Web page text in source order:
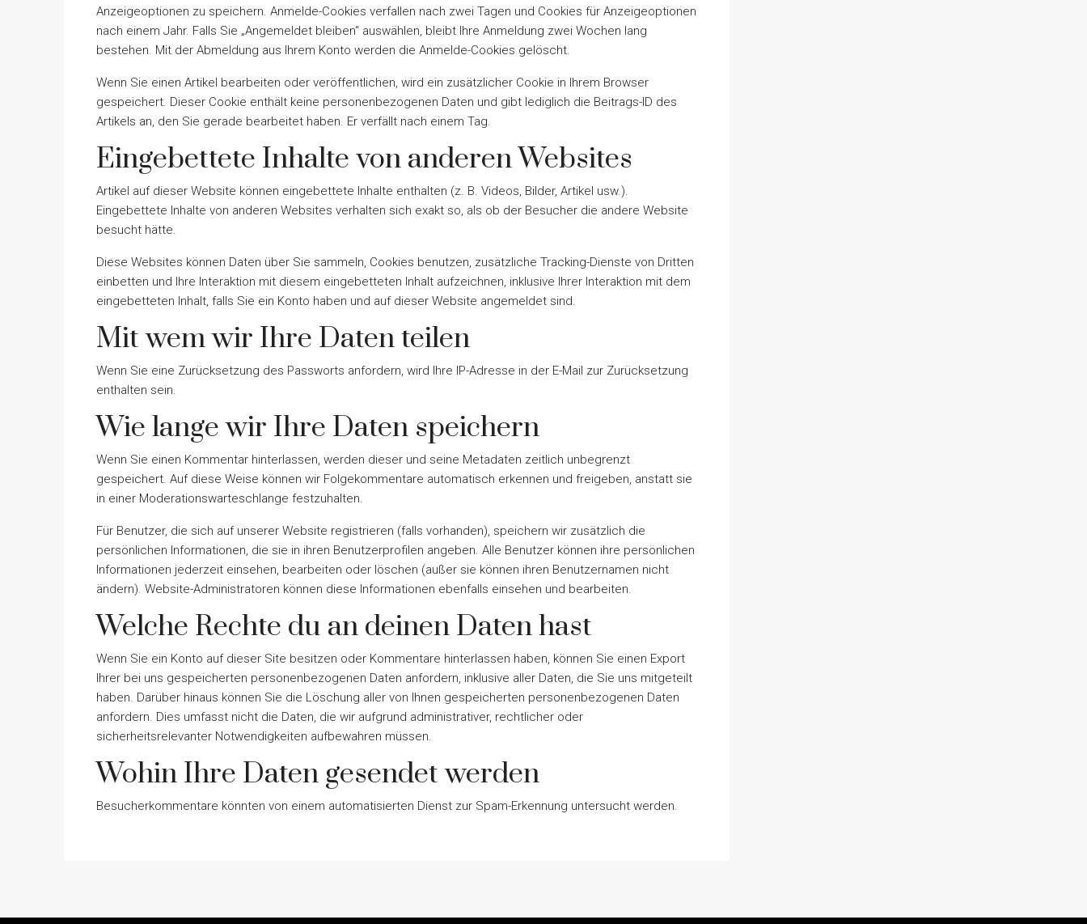
Anzeigeoptionen zu speichern. Anmelde-Cookies verfallen nach zwei Tagen und Cookies für Anzeigeoptionen
nach einem Jahr. Falls Sie „Angemeldet bleiben“ auswählen, bleibt Ihre Anmeldung zwei Wochen lang
bestehen. Mit der Abmeldung aus Ihrem Konto werden die Anmelde-Cookies gelöscht.
Wenn Sie einen Artikel bearbeiten oder veröffentlichen, wird ein zusätzlicher Cookie in Ihrem Browser
gespeichert. Dieser Cookie enthält keine personenbezogenen Daten und gibt lediglich die Beitrags-ID des
Artikels an, den Sie gerade bearbeitet haben. Er verfällt nach einem Tag.
Eingebettete Inhalte von anderen Websites
Artikel auf dieser Website können eingebettete Inhalte enthalten (z. B. Videos, Bilder, Artikel usw.).
Eingebettete Inhalte von anderen Websites verhalten sich exakt so, als ob der Besucher die andere Website
besucht hätte.
Diese Websites können Daten über Sie sammeln, Cookies benutzen, zusätzliche Tracking-Dienste von Dritten
einbetten und Ihre Interaktion mit diesem eingebetteten Inhalt aufzeichnen, inklusive Ihrer Interaktion mit dem
eingebetteten Inhalt, falls Sie ein Konto haben und auf dieser Website angemeldet sind.
Mit wem wir Ihre Daten teilen
Wenn Sie eine Zurücksetzung des Passworts anfordern, wird Ihre IP-Adresse in der E-Mail zur Zurücksetzung
enthalten sein.
Wie lange wir Ihre Daten speichern
Wenn Sie einen Kommentar hinterlassen, werden dieser und seine Metadaten zeitlich unbegrenzt
gespeichert. Auf diese Weise können wir Folgekommentare automatisch erkennen und freigeben, anstatt sie
in einer Moderationswarteschlange festzuhalten.
Für Benutzer, die sich auf unserer Website registrieren (falls vorhanden), speichern wir zusätzlich die
persönlichen Informationen, die sie in ihren Benutzerprofilen angeben. Alle Benutzer können ihre persönlichen
Informationen jederzeit einsehen, bearbeiten oder löschen (außer sie können ihren Benutzernamen nicht
ändern). Website-Administratoren können diese Informationen ebenfalls einsehen und bearbeiten.
Welche Rechte du an deinen Daten hast
Wenn Sie ein Konto auf dieser Site besitzen oder Kommentare hinterlassen haben, können Sie einen Export
Ihrer bei uns gespeicherten personenbezogenen Daten anfordern, inklusive aller Daten, die Sie uns mitgeteilt
haben. Darüber hinaus können Sie die Löschung aller von Ihnen gespeicherten personenbezogenen Daten
anfordern. Dies umfasst nicht die Daten, die wir aufgrund administrativer, rechtlicher oder
sicherheitsrelevanter Notwendigkeiten aufbewahren müssen.
Wohin Ihre Daten gesendet werden
Besucherkommentare könnten von einem automatisierten Dienst zur Spam-Erkennung untersucht werden.